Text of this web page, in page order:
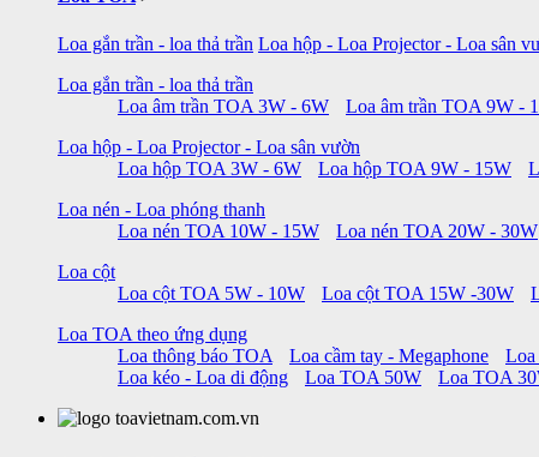
Loa gắn trần - loa thả trần Loa hộp - Loa Projector - Loa sân
Loa gắn trần - loa thả trần
Loa âm trần TOA 3W - 6W
Loa âm trần TOA 9W -
Loa hộp - Loa Projector - Loa sân vườn
Loa hộp TOA 3W - 6W
Loa hộp TOA 9W - 15W
Loa nén - Loa phóng thanh
Loa nén TOA 10W - 15W
Loa nén TOA 20W - 30W
Loa cột
Loa cột TOA 5W - 10W
Loa cột TOA 15W -30W
Loa TOA theo ứng dụng
Loa thông báo TOA
Loa cầm tay - Megaphone Loa
Loa kéo - Loa di động
Loa TOA 50W Loa TOA